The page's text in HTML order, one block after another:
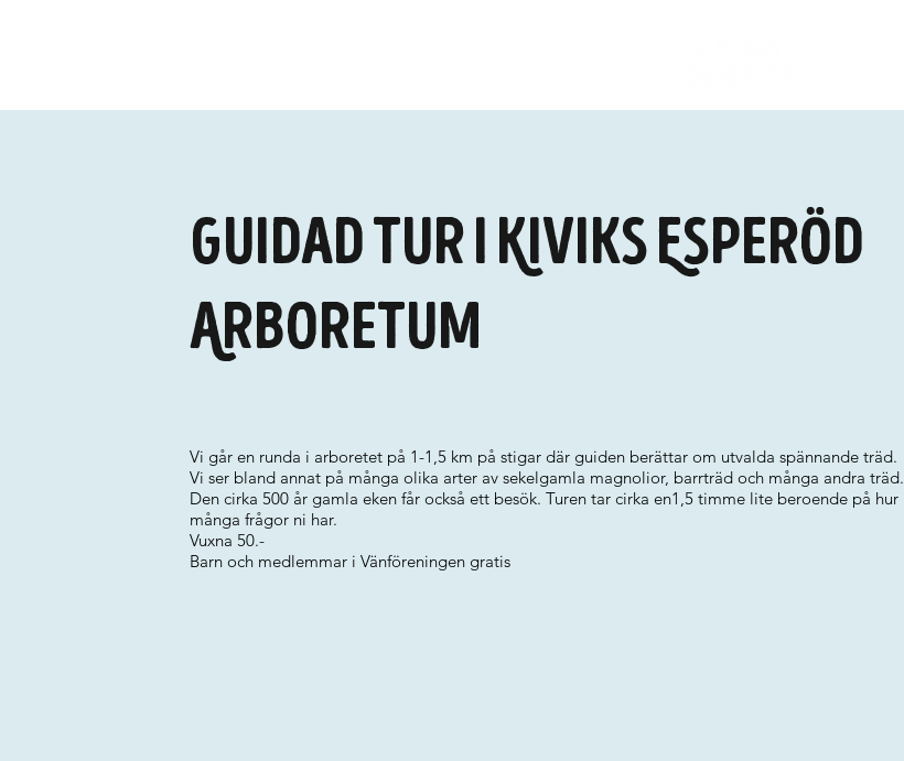
Guidad tur i Kiviks Esperöd
Arboretum
Vi går en runda i arboretet på 1-1,5 km på stigar där guiden berättar om utvalda spännande träd.
Vi ser bland annat på många olika arter av sekelgamla magnolior, barrträd och många andra träd.
Den cirka 500 år gamla eken får också ett besök. Turen tar cirka en1,5 timme lite beroende på hur
många frågor ni har.
Vuxna 50.-
Barn och medlemmar i Vänföreningen gratis